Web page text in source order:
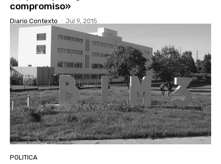
compromiso»
Diario Contexto - Jul 9, 2015
POLITICA